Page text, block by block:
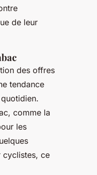
de leur
des offres
tendance
comme la
les
cyclistes, ce